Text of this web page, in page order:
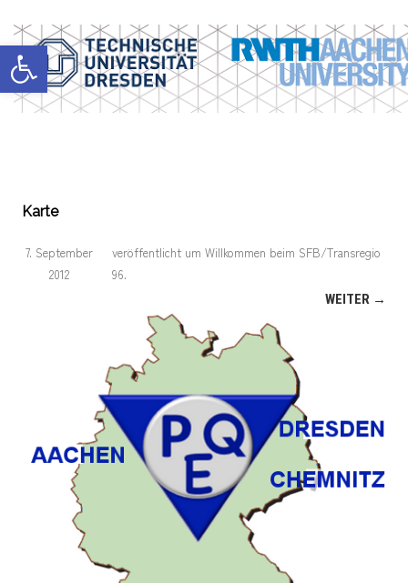
Werkzeugleiste öffnen
Karte
veröffentlicht
7. September
2012
um Willkommen beim SFB/Transregio
96.
WEITER →